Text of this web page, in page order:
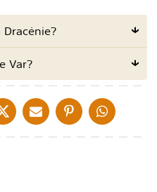
Var?
FACEBOOK
DELEN OP XDELEN VIA DE MAIL
DELEN OP PINTEREST
DELEN OP